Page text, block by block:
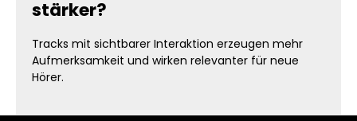
stärker?
Tracks mit sichtbarer Interaktion erzeugen mehr
Aufmerksamkeit und wirken relevanter für neue
Hörer.